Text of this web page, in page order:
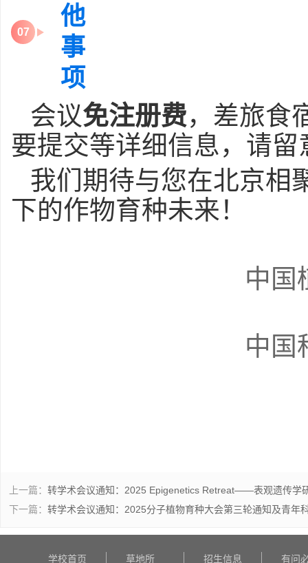
07
他
事
项
会议免注册费，差旅食
要提交等详细信息，请
我们期待与您在北京相
下的作物育种未来！
中国
中国
上一篇： 转学术会议通知：2025 Epigenetics Retreat——表观遗传学
下一篇： 转学术会议通知：2025分子植物育种大会第三轮通知及青年
学校首页
草地所
招生信息
有问